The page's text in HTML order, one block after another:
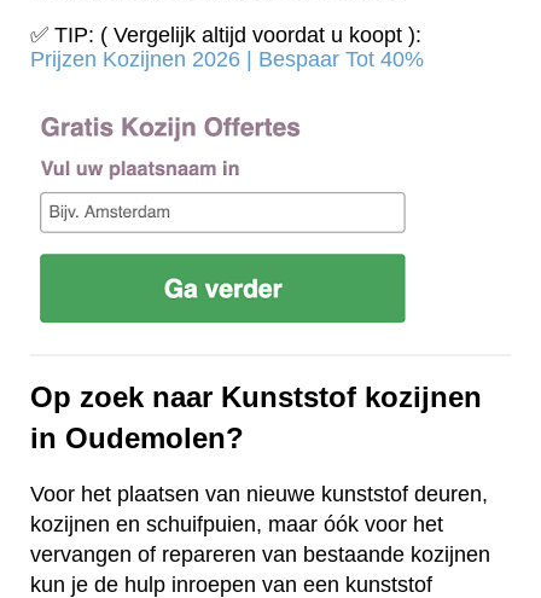
✅ TIP: ( Vergelijk altijd voordat u koopt ):
Prijzen Kozijnen 2026 | Bespaar Tot 40%‎
Op zoek naar Kunststof kozijnen
in Oudemolen?
Voor het plaatsen van nieuwe kunststof deuren,
kozijnen en schuifpuien, maar óók voor het
vervangen of repareren van bestaande kozijnen
kun je de hulp inroepen van een kunststof